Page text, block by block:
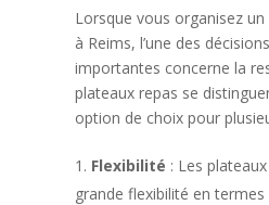
Lorsque vous organisez un
à Reims, l’une des
importantes concerne la
plateaux repas se
option de choix pour
Flexibilité : Les
grande flexibilité en termes